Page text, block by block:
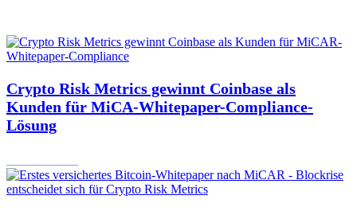
Crypto Risk Metrics gewinnt Coinbase als
Kunden für MiCA-Whitepaper-Compliance-
Lösung